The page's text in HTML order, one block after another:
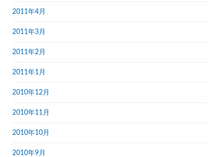
2011年4月
2011年3月
2011年2月
2011年1月
2010年12月
2010年11月
2010年10月
2010年9月